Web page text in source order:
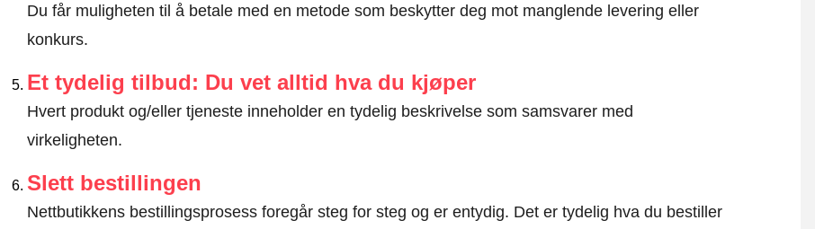
Du får muligheten til å betale med en metode som beskytter deg mot manglende levering eller
konkurs.
Et tydelig tilbud: Du vet alltid hva du kjøper
Hvert produkt og/eller tjeneste inneholder en tydelig beskrivelse som samsvarer med
virkeligheten.
Slett bestillingen
Nettbutikkens bestillingsprosess foregår steg for steg og er entydig. Det er tydelig hva du bestiller